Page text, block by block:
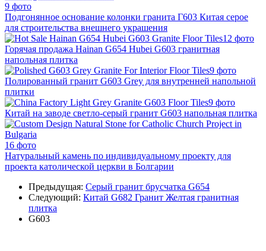
9 фото
Подгонянное основание колонки гранита Г603 Китая серое
для строительства внешнего украшения
12 фото
Горячая продажа Hainan G654 Hubei G603 гранитная
напольная плитка
9 фото
Полированный гранит G603 Grey для внутренней напольной
плитки
9 фото
Китай на заводе светло-серый гранит G603 напольная плитка
16 фото
Натуральный камень по индивидуальному проекту для
проекта католической церкви в Болгарии
Предыдущая: Серый гранит брусчатка G654
Следующий: Китай G682 Гранит Желтая гранитная
плитка
G603